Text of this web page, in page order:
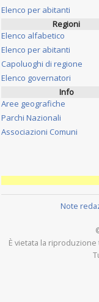
Elenco per abitanti
Regioni
Elenco alfabetico
Elenco per abitanti
Capoluoghi di regione
Elenco governatori
Info
Aree geografiche
Parchi Nazionali
Associazioni Comuni
Note
È vietata la